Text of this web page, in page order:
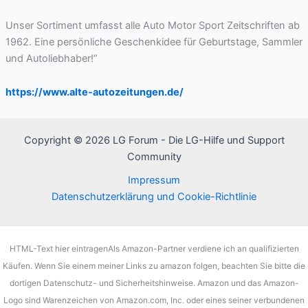
Unser Sortiment umfasst alle Auto Motor Sport Zeitschriften ab
1962. Eine persönliche Geschenkidee für Geburtstage, Sammler
und Autoliebhaber!”
https://www.alte-autozeitungen.de/
Copyright © 2026 LG Forum - Die LG-Hilfe und Support
Community
Impressum
Datenschutzerklärung und Cookie-Richtlinie
HTML-Text hier eintragenAls Amazon-Partner verdiene ich an qualifizierten
Käufen. Wenn Sie einem meiner Links zu amazon folgen, beachten Sie bitte die
dortigen Datenschutz- und Sicherheitshinweise. Amazon und das Amazon-
Logo sind Warenzeichen von Amazon.com, Inc. oder eines seiner verbundenen